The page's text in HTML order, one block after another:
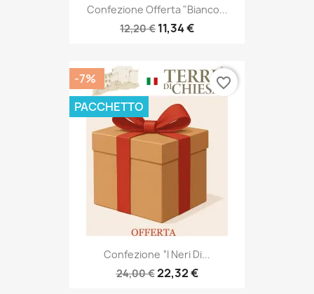
Confezione Offerta "Bianco...
12,20 € 11,34 €
Confezione “I Neri Di...
24,00 €22,32 €
-7%
PACCHETTO
favorite_border